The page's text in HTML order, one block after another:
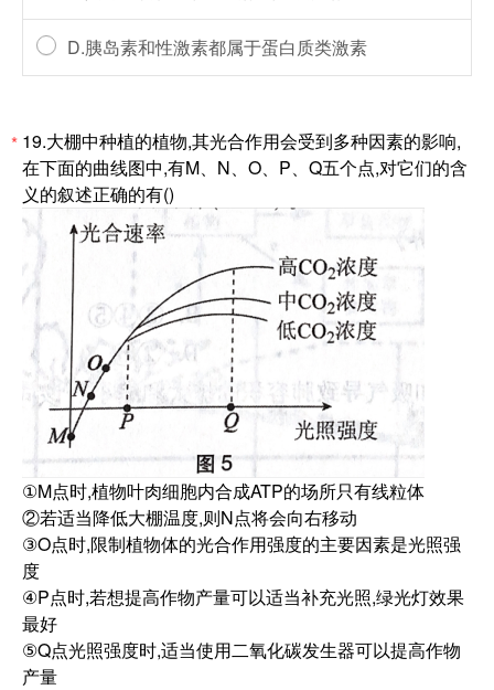
D.胰岛素和性激素都属于蛋白质类激素
* 19.大棚中种植的植物,其光合作用会受到多种因素的影响,
在下面的曲线图中,有M、N、O、P、Q五个点,对它们的含
义的叙述正确的有()
①M点时,植物叶肉细胞内合成ATP的场所只有线粒体
②若适当降低大棚温度,则N点将会向右移动
③O点时,限制植物体的光合作用强度的主要因素是光照强
度
④P点时,若想提高作物产量可以适当补充光照,绿光灯效果
最好
⑤Q点光照强度时,适当使用二氧化碳发生器可以提高作物
产量